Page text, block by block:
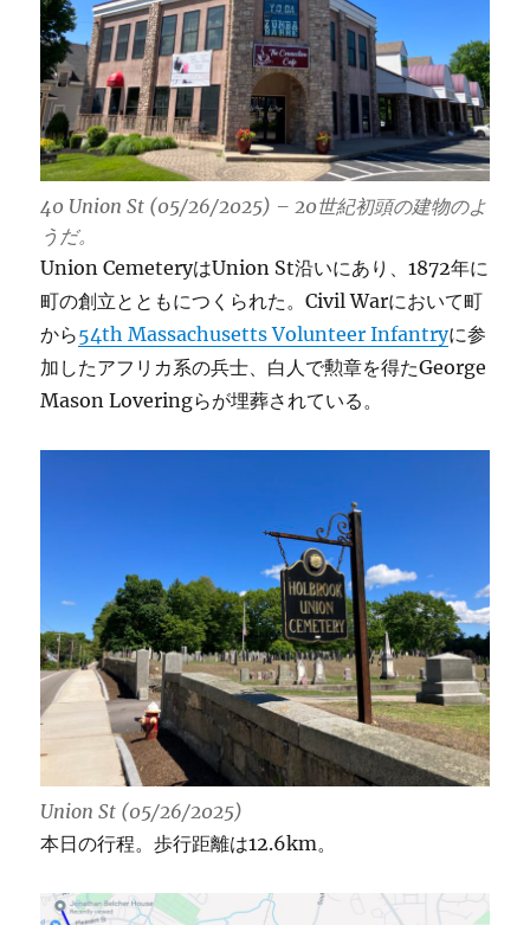
40 Union St (05/26/2025) – 20世紀初頭の建物のよ
うだ。
Union CemeteryはUnion St沿いにあり、1872年に
町の創立とともにつくられた。Civil Warにおいて町
から54th Massachusetts Volunteer Infantryに参
加したアフリカ系の兵士、白人で勲章を得たGeorge
Mason Loveringらが埋葬されている。
Union St (05/26/2025)
本日の行程。歩行距離は12.6km。